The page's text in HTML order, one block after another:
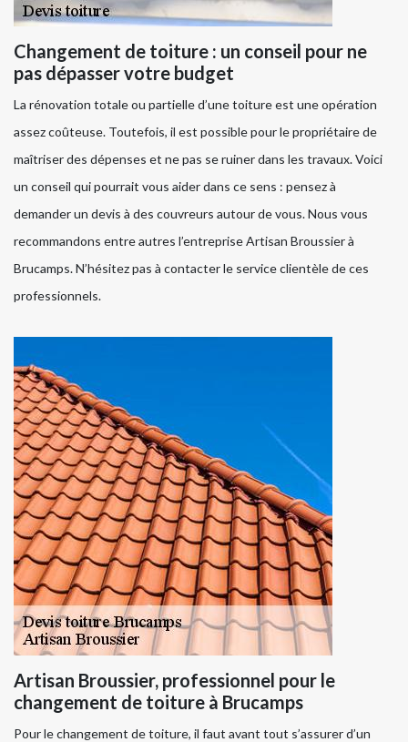
Changement de toiture : un conseil pour ne
pas dépasser votre budget
La rénovation totale ou partielle d’une toiture est une opération
assez coûteuse. Toutefois, il est possible pour le propriétaire de
maîtriser des dépenses et ne pas se ruiner dans les travaux. Voici
un conseil qui pourrait vous aider dans ce sens : pensez à
demander un devis à des couvreurs autour de vous. Nous vous
recommandons entre autres l’entreprise Artisan Broussier à
Brucamps. N’hésitez pas à contacter le service clientèle de ces
professionnels.
Artisan Broussier, professionnel pour le
changement de toiture à Brucamps
Pour le changement de toiture, il faut avant tout s’assurer d’un